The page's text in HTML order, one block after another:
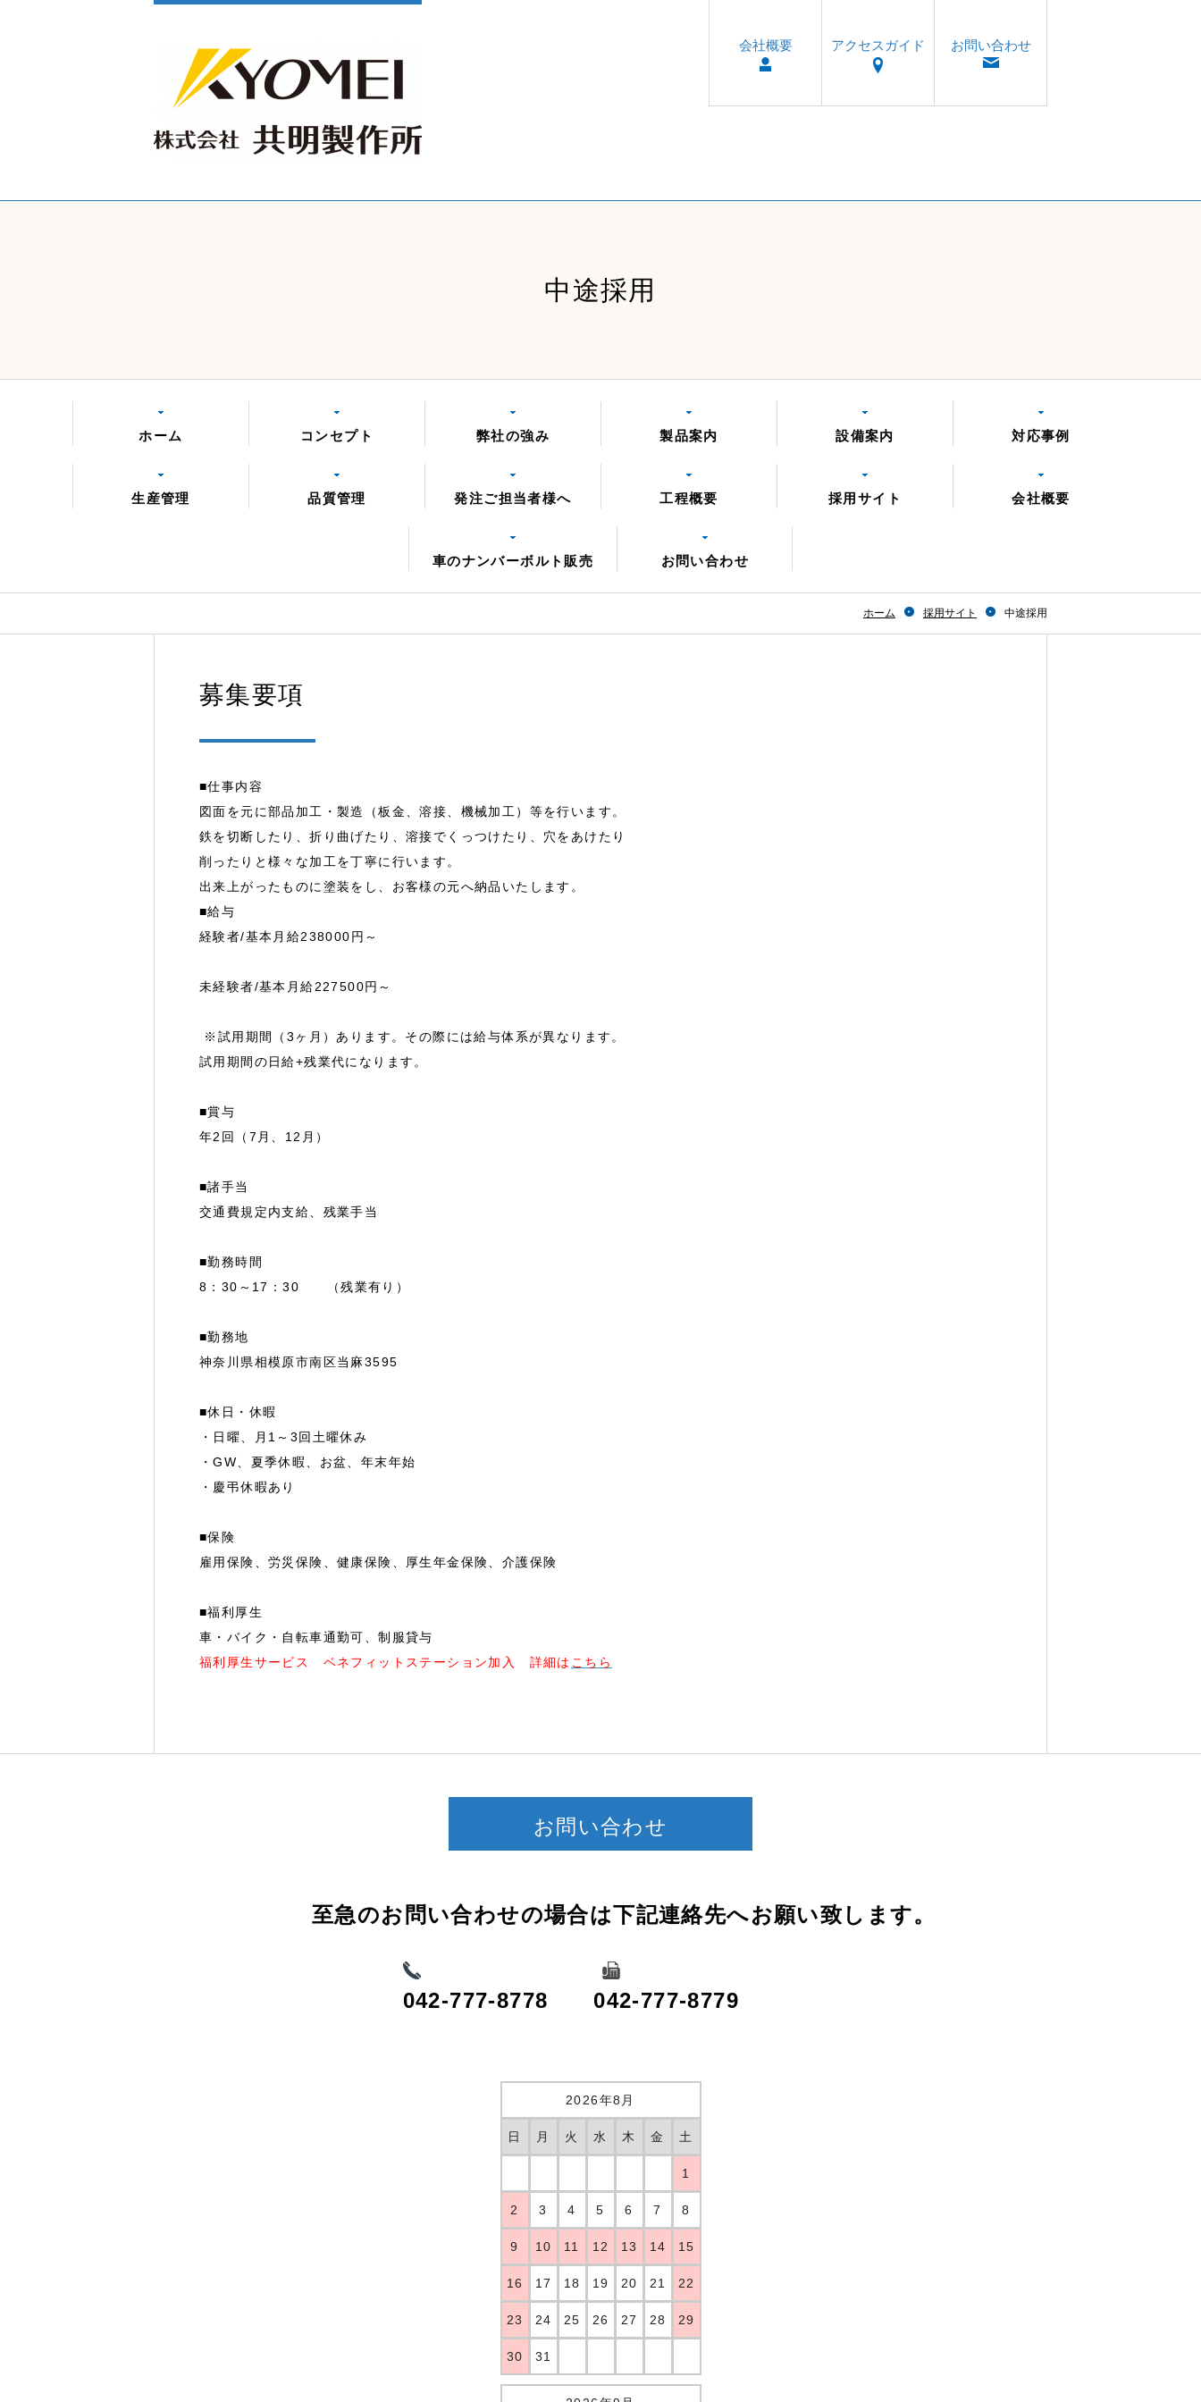
会社概要 アクセスガイド お問い合わせ
中途採用
ホーム コンセプト 弊社の強み 製品案内 設備案内 対応事例
生産管理 品質管理 発注ご担当者様へ 工程概要 採用サイト 会社概要
車のナンバーボルト販売 お問い合わせ
ホーム 採用サイト 中途採用
募集要項
■仕事内容
図面を元に部品加工・製造（板金、溶接、機械加工）等を行います。
鉄を切断したり、折り曲げたり、溶接でくっつけたり、穴をあけたり
削ったりと様々な加工を丁寧に行います。
出来上がったものに塗装をし、お客様の元へ納品いたします。
■給与
経験者/基本月給238000円～
未経験者/基本月給227500円～
※試用期間（3ヶ月）あります。その際には給与体系が異なります。
試用期間の日給+残業代になります。
■賞与
年2回（7月、12月）
■諸手当
交通費規定内支給、残業手当
■勤務時間
8：30～17：30 （残業有り）
■勤務地
神奈川県相模原市南区当麻3595
■休日・休暇
・日曜、月1～3回土曜休み
・GW、夏季休暇、お盆、年末年始
・慶弔休暇あり
■保険
雇用保険、労災保険、健康保険、厚生年金保険、介護保険
■福利厚生
車・バイク・自転車通勤可、制服貸与
福利厚生サービス ベネフィットステーション加入 詳細は こちら
お問い合わせ
至急のお問い合わせの場合は下記連絡先へお願い致します。
042-777-8778 042-777-8779
2026年8月
日 月 火 水 木 金 土
1
2 3 4 5 6 7 8
9 10 11 12 13 14 15
16 17 18 19 20 21 22
23 24 25 26 27 28 29
30 31